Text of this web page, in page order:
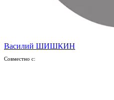
Василий ШИШКИН
Совместно с: